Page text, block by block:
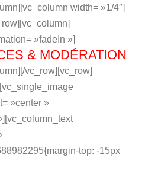
width= »1/4″]
»fadeIn »]
& MODÉRATION
vc_row][vc_row]
»center »
top: -15px